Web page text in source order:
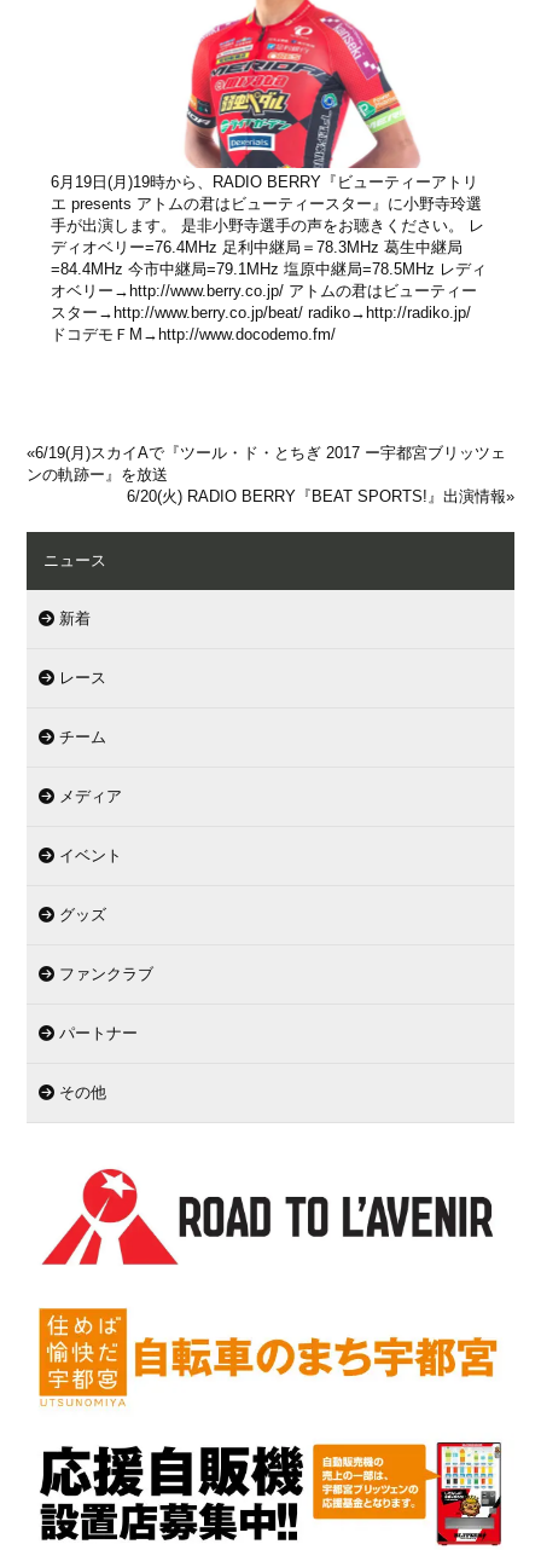
6月19日(月)19時から、RADIO BERRY『ビューティーアトリ
エ presents アトムの君はビューティースター』に小野寺玲選
手が出演します。 是非小野寺選手の声をお聴きください。 レ
ディオベリー=76.4MHz 足利中継局＝78.3MHz 葛生中継局
=84.4MHz 今市中継局=79.1MHz 塩原中継局=78.5MHz レディ
オベリー→ http://www.berry.co.jp/ アトムの君はビューティー
スター→ http://www.berry.co.jp/beat/ radiko→ http://radiko.jp/
ドコデモＦM→ http://www.docodemo.fm/
«6/19(月)スカイAで『ツール・ド・とちぎ 2017 ー宇都宮ブリッツェ
ンの軌跡ー』を放送
6/20(火) RADIO BERRY『BEAT SPORTS!』出演情報»
ニュース
新着
レース
チーム
メディア
イベント
グッズ
ファンクラブ
パートナー
その他